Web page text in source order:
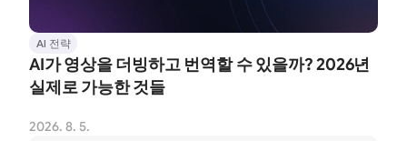
AI 전략
AI가 영상을 더빙하고 번역할 수 있을까? 2026년
실제로 가능한 것들
2026. 8. 5.